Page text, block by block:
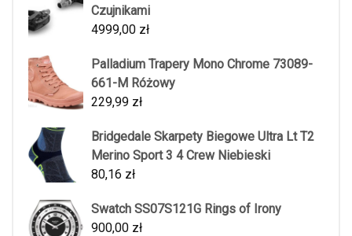
Czujnikami
4999,00 zł
Palladium Trapery Mono Chrome 73089-
661-M Różowy
229,99 zł
Bridgedale Skarpety Biegowe Ultra Lt T2
Merino Sport 3 4 Crew Niebieski
80,16 zł
Swatch SS07S121G Rings of Irony
900,00 zł